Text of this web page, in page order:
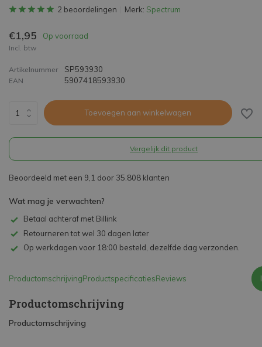
2 beoordelingen Merk: Spectrum
€1,95 Op voorraad
Incl. btw
Artikelnummer SP593930
EAN 5907418593930
Toevoegen aan winkelwagen
Vergelijk dit product
Beoordeeld met een 9,1 door 35.808 klanten
Wat mag je verwachten?
Betaal achteraf met Billink
Retourneren tot wel 30 dagen later
Op werkdagen voor 18:00 besteld, dezelfde dag verzonden.
ProductomschrijvingProductspecificatiesReviews
Productomschrijving
Productomschrijving